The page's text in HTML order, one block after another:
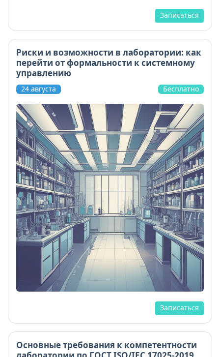
Записаться
Риски и возможности в лаборатории: как
перейти от формальности к системному
управлению
24 августа Бесплатно
Записаться
Основные требования к компетентности